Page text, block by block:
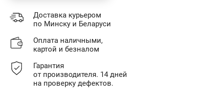
Доставка курьером
по Минску и Беларуси
Оплата наличными,
картой и безналом
Гарантия
от производителя. 14 дней
на проверку дефектов.